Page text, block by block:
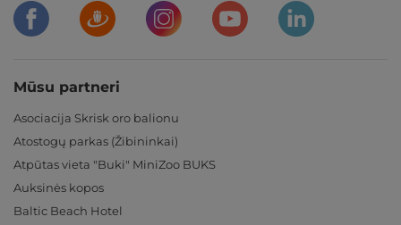
Mūsu partneri
Asociacija Skrisk oro balionu
Atostogų parkas (Žibininkai)
Atpūtas vieta "Buki" MiniZoo BUKS
Auksinės kopos
Baltic Beach Hotel